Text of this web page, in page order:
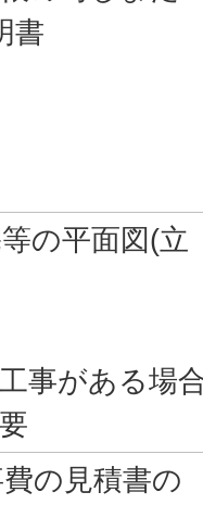
書
の平面図(立
事がある場
の見積書の